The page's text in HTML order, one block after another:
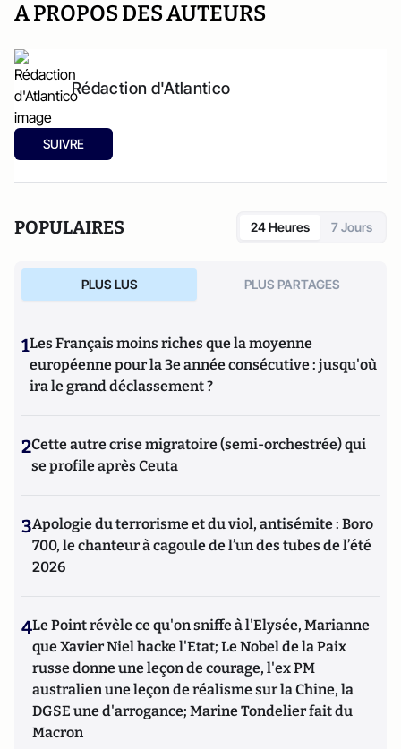
A PROPOS DES AUTEURS
Rédaction d'Atlantico
SUIVRE
POPULAIRES 24 Heures 7 Jours
PLUS LUS PLUS PARTAGES
1Les Français moins riches que la moyenne
européenne pour la 3e année consécutive : jusqu'où
ira le grand déclassement ?
2Cette autre crise migratoire (semi-orchestrée) qui
se profile après Ceuta
3Apologie du terrorisme et du viol, antisémite : Boro
700, le chanteur à cagoule de l’un des tubes de l’été
2026
4Le Point révèle ce qu'on sniffe à l'Elysée, Marianne
que Xavier Niel hacke l'Etat; Le Nobel de la Paix
russe donne une leçon de courage, l'ex PM
australien une leçon de réalisme sur la Chine, la
DGSE une d'arrogance; Marine Tondelier fait du
Macron